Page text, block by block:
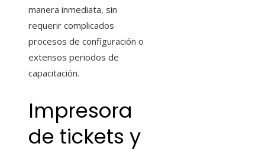
manera inmediata, sin
requerir complicados
procesos de configuración o
extensos periodos de
capacitación.
Impresora
de tickets y